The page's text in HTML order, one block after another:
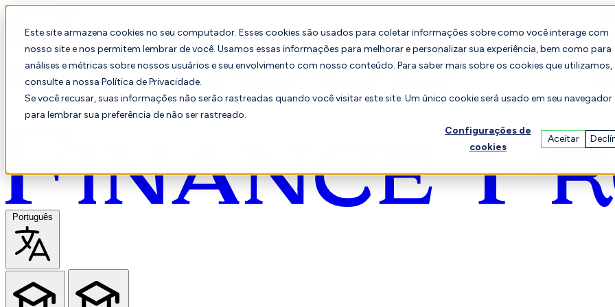
Este site armazena cookies no seu computador. Esses cookies são usados para coletar informações sobre como você interage com
nosso site e nos permitem lembrar de você. Usamos essas informações para melhorar e personalizar sua experiência, bem como para
análises e métricas sobre nossos usuários e seu envolvimento com nosso conteúdo. Para saber mais sobre os cookies que utilizamos,
consulte a nossa Política de Privacidade.
Se você recusar, suas informações não serão rastreadas quando você visitar este site. Um único cookie será usado em seu navegador
para lembrar sua preferência de não ser rastreado.
Configurações de
cookies
Aceitar
Português